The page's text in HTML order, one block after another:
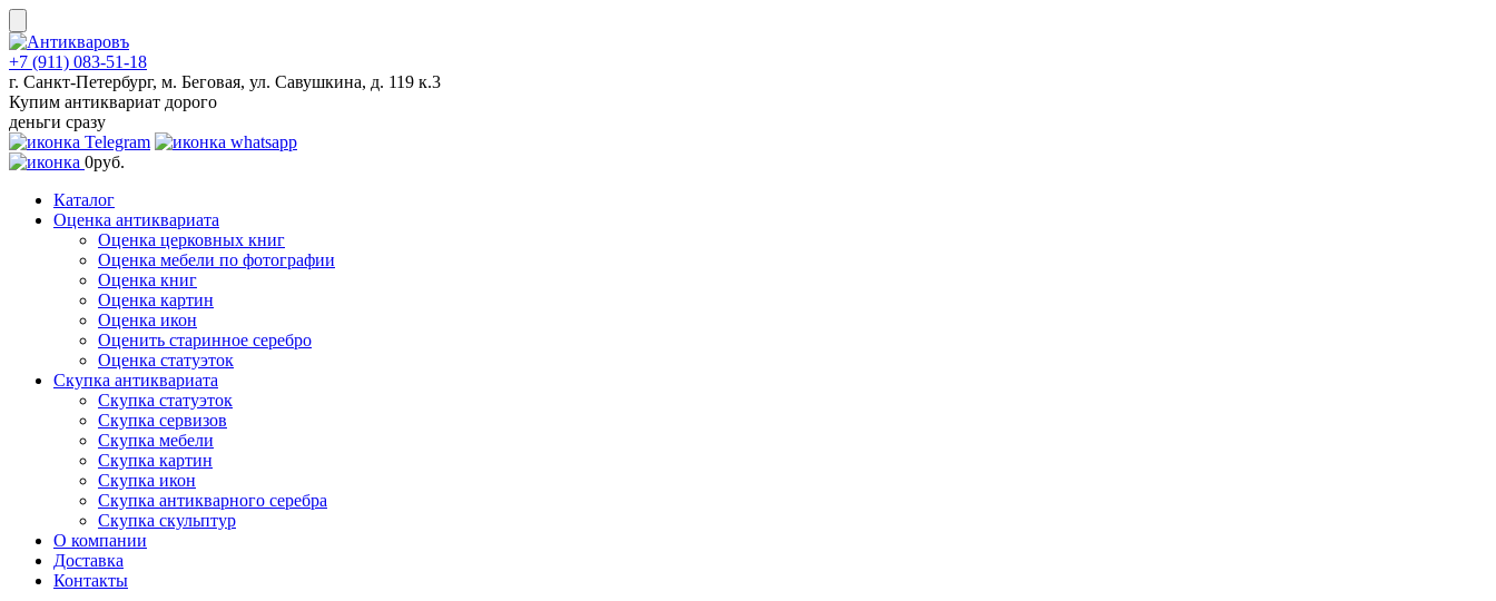
Skip
to
content
+7 (911) 083-51-18
г. Санкт-Петербург, м. Беговая, ул. Савушкина, д. 119 к.3
Купим антиквариат дорого
деньги сразу
0руб.
Каталог
Оценка антиквариата
Оценка церковных книг
Оценка мебели по фотографии
Оценка книг
Оценка картин
Оценка икон
Оценить старинное серебро
Оценка статуэток
Скупка антиквариата
Скупка статуэток
Скупка сервизов
Скупка мебели
Скупка картин
Скупка икон
Скупка антикварного серебра
Скупка скульптур
О компании
Доставка
Контакты